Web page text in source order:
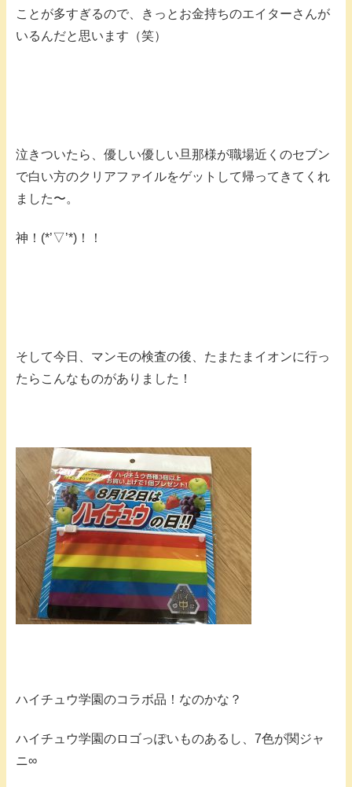
ことが多すぎるので、きっとお金持ちのエイターさんが
いるんだと思います（笑）
泣きついたら、優しい優しい旦那様が職場近くのセブン
で白い方のクリアファイルをゲットして帰ってきてくれ
ました〜。
神！(*’▽’*)！！
そして今日、マンモの検査の後、たまたまイオンに行っ
たらこんなものがありました！
ハイチュウ学園のコラボ品！なのかな？
ハイチュウ学園のロゴっぽいものあるし、7色が関ジャ
ニ∞